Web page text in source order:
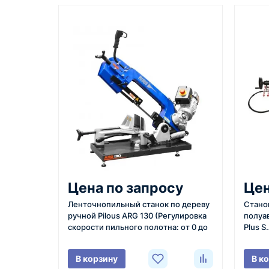
доставка оборудования в разные
Как оформить заказ
1
Заявка
по телефону или через
форму обратного звонка.
Менеджер
вами,
город
поставки.
Цена по запросу
Ленточнопильный станок по дереву
ручной Pilous ARG 130 (Регулировка
скорости пильного полотна: от 0 до
В корзину
Plus
В